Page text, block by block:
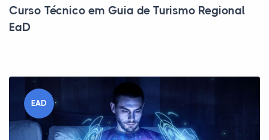
Curso Técnico em Guia de Turismo Regional
EaD
EAD